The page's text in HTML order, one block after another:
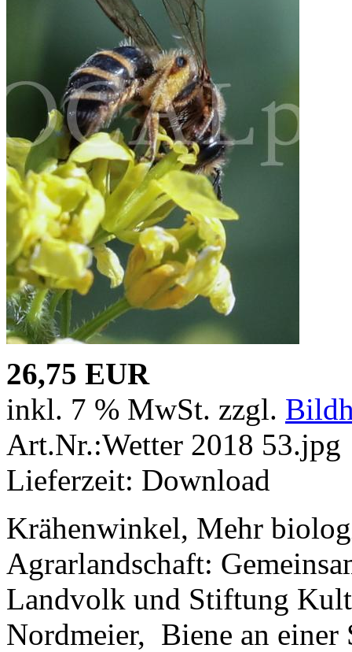
26,75 EUR
inkl. 7 % MwSt. zzgl.
Art.Nr.:Wetter 2018 53.jpg
Lieferzeit: Download
Krähenwinkel, Mehr
Agrarlandschaft:
Landvolk und Stiftung
Nordmeier, Biene an einer